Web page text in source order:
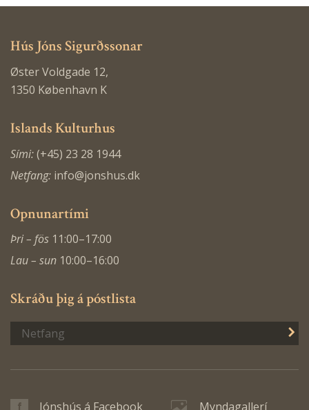
Hús Jóns Sigurðssonar
Øster Voldgade 12,
1350 København K
Islands Kulturhus
Sími:(+45) 23 28 1944
Netfang: info@jonshus.dk
Opnunartími
Þri – fös 11:00–17:00
Lau – sun 10:00–16:00
Skráðu þig á póstlista
Jónshús á Facebook Myndagallerí